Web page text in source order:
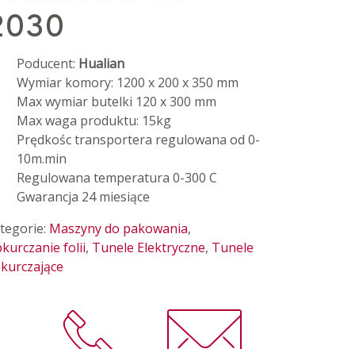
Poducent: Hualian
Wymiar komory: 1200 x 200 x 350 mm
Max wymiar butelki 120 x 300 mm
Max waga produktu: 15kg
Prędkośc transportera regulowana od 0-
10m.min
Regulowana temperatura 0-300 C
Gwarancja 24 miesiące
Maszyny do pakowania,
folii, Tunele Elektryczne, Tunele